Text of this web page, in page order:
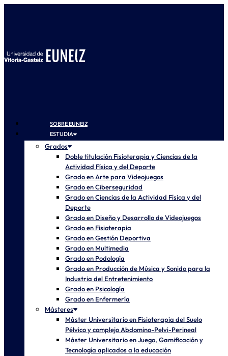
SOBRE EUNEIZ
ESTUDIA
Grados
Doble titulación Fisioterapia y Ciencias de la
Actividad Física y del Deporte
Grado en Arte para Videojuegos
Grado en Ciberseguridad
Grado en Ciencias de la Actividad Física y del
Deporte
Grado en Diseño y Desarrollo de Videojuegos
Grado en Fisioterapia
Grado en Gestión Deportiva
Grado en Multimedia
Grado en Podología
Grado en Producción de Música y Sonido para la
Industria del Entretenimiento
Grado en Psicología
Grado en Enfermería
Másteres
Máster Universitario en Fisioterapia del Suelo
Pélvico y complejo Abdomino-Pelvi-Perineal
Máster Universitario en Juego, Gamificación y
Tecnología aplicados a la educación